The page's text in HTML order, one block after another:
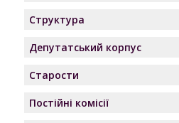
Структура
Депутатський корпус
Старости
Постійні комісії